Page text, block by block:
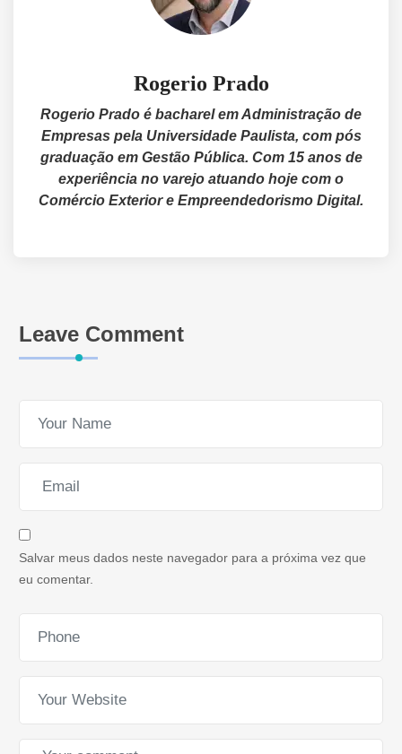
Rogerio Prado
Rogerio Prado é bacharel em Administração de
Empresas pela Universidade Paulista, com pós
graduação em Gestão Pública. Com 15 anos de
experiência no varejo atuando hoje com o
Comércio Exterior e Empreendedorismo Digital.
Leave Comment
Salvar meus dados neste navegador para a próxima vez que
eu comentar.